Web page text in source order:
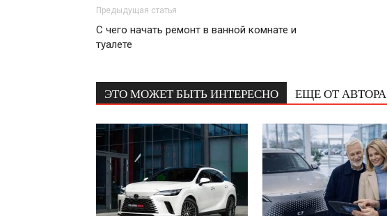
Предыдущая статья
С чего начать ремонт в ванной комнате и
туалете
ЭТО МОЖЕТ БЫТЬ ИНТЕРЕСНО ЕЩЕ ОТ АВТОРА